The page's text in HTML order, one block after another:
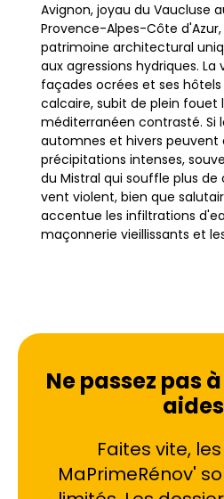
Avignon, joyau du Vaucluse
Provence-Alpes-Côte
patrimoine architectural
aux agressions hydriques. La
façades ocrées et ses
calcaire, subit de plein fouet
méditerranéen contrasté. Si
automnes et hivers peuvent
précipitations intenses,
du Mistral qui souffle plus de
vent violent, bien que
accentue les infiltrations
maçonnerie vieillissants et
Le traitement de l'humidité à
nécessite une
pathologies du bâti local.
sont particulièrement
Ne passez pas
Faites vite,
MaPrimeRénov'